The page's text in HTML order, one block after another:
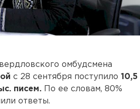
омбудсмена
с 28 сентября поступило 10,5
писем. По ее словам, 80%
ответы.